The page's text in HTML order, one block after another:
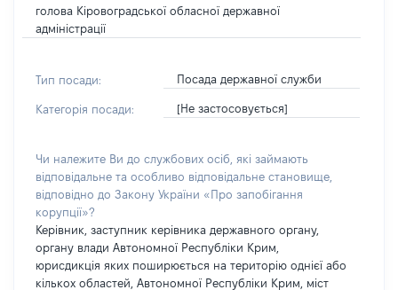
голова Кіровоградської обласної державної
адміністрації
Тип посади: Посада державної служби
Категорія посади: [Не застосовується]
Чи належите Ви до службових осіб, які займають
відповідальне та особливо відповідальне становище,
відповідно до Закону України «Про запобігання
корупції»?
Керівник, заступник керівника державного органу,
органу влади Автономної Республіки Крим,
юрисдикція яких поширюється на територію однієї або
кількох областей, Автономної Республіки Крим, міст